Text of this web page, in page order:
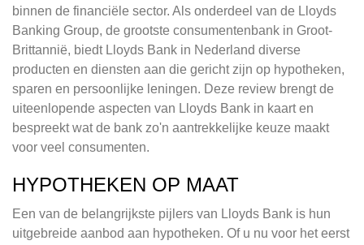
binnen de financiële sector. Als onderdeel van de Lloyds
Banking Group, de grootste consumentenbank in Groot-
Brittannië, biedt Lloyds Bank in Nederland diverse
producten en diensten aan die gericht zijn op hypotheken,
sparen en persoonlijke leningen. Deze review brengt de
uiteenlopende aspecten van Lloyds Bank in kaart en
bespreekt wat de bank zo'n aantrekkelijke keuze maakt
voor veel consumenten.
HYPOTHEKEN OP MAAT
Een van de belangrijkste pijlers van Lloyds Bank is hun
uitgebreide aanbod aan hypotheken. Of u nu voor het eerst